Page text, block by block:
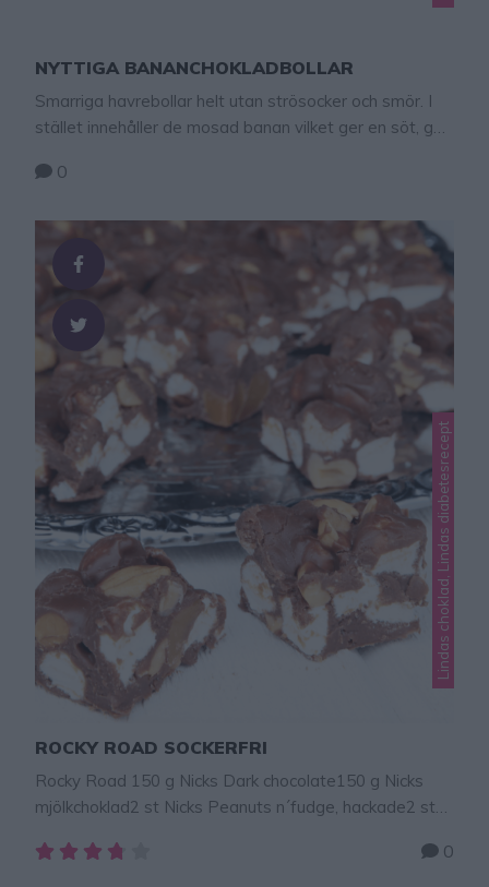
NYTTIGA BANANCHOKLADBOLLAR
Smarriga havrebollar helt utan strösocker och smör. I
stället innehåller de mosad banan vilket ger en söt, god
0
Lindas choklad, Lindas diabetesrecept
ROCKY ROAD SOCKERFRI
Rocky Road 150 g Nicks Dark chocolate150 g Nicks
mjölkchoklad2 st Nicks Peanuts n´fudge, hackade2 st
SÅ HÄR Smält chokladen över vattenbad. Tillsätt 1/2 0